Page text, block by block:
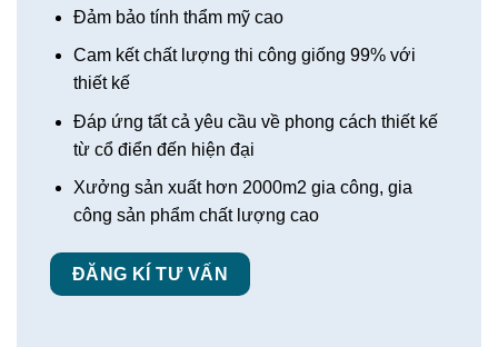
Đảm bảo tính thẩm mỹ cao
Cam kết chất lượng thi công giống 99% với
thiết kế
Đáp ứng tất cả yêu cầu về phong cách thiết kế
từ cổ điển đến hiện đại
Xưởng sản xuất hơn 2000m2 gia công, gia
công sản phẩm chất lượng cao
ĐĂNG KÍ TƯ VẤN